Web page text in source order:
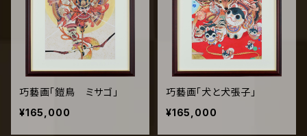
巧藝画「鎧鳥 ミサゴ」
¥165,000
巧藝画「犬と犬張子」
¥165,000